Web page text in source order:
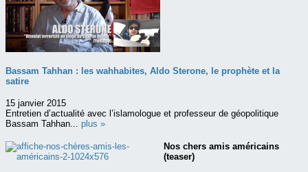
Bassam Tahhan : les wahhabites, Aldo Sterone, le prophète et la
satire
15 janvier 2015
Entretien d’actualité avec l’islamologue et professeur de géopolitique
Bassam Tahhan... plus »
Nos chers amis américains
(teaser)